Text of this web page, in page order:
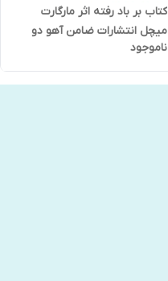
کتاب بر باد رفته اثر مارگارت
میچل انتشارات ضامن آهو دو
جلدی
ناموجود